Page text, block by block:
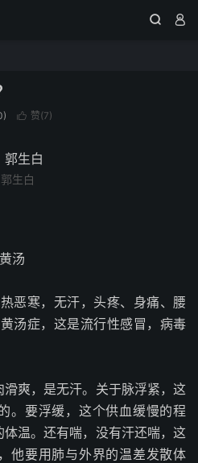
 
 赞(7)
郭生白
汤
恶寒，无汗，头疼、身痛、腰
汤症，这是流行性感冒，病毒
爽，是无汗。关于脉浮紧，这
。要浮缓，这个供血缓慢的程
温。还有喘，没有汗还喘，这
他要用肺与外界的温差发散体